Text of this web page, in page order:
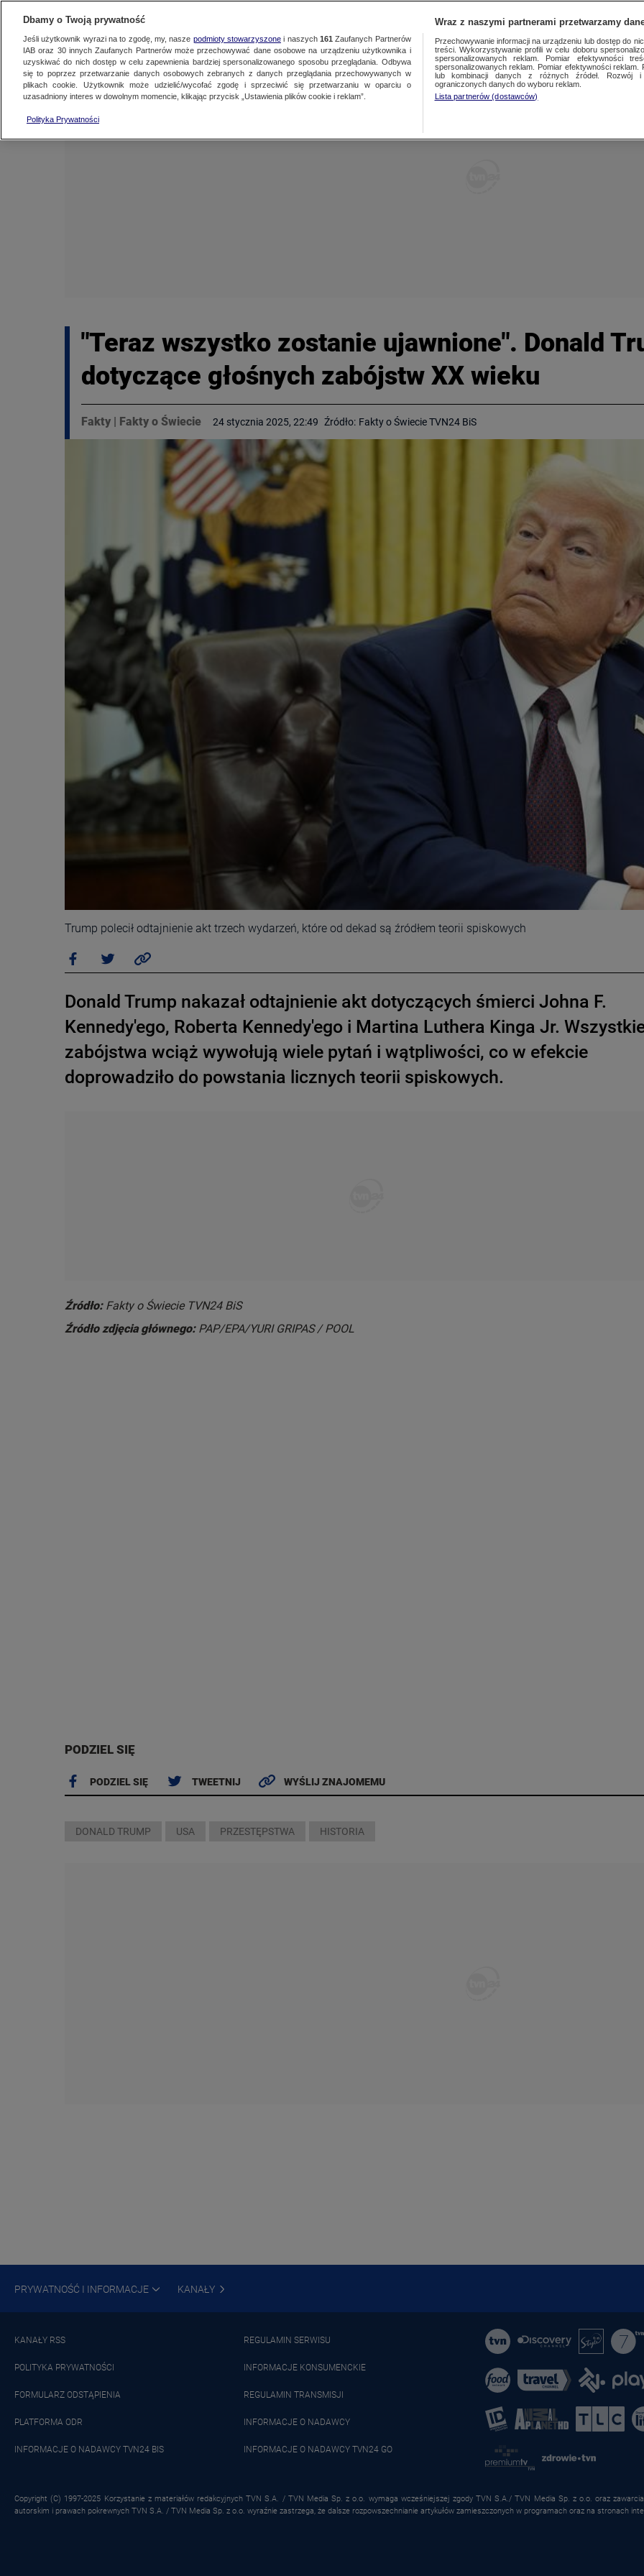
FAKTY PO FAKTACH FAKTY O ŚWIECIE
"Teraz wszystko zostanie ujawnione". Donald
dotyczące głośnych zabójstw XX wieku
Fakty | Fakty o Świecie 24 stycznia 2025, 22:49 Źródło: Fakty o Świecie TVN24 BiS
Trump polecił odtajnienie akt trzech wydarzeń, które od dekad są źródłem teorii spiskowych
Donald Trump nakazał odtajnienie akt dotyczących śmierci Johna F.
Kennedy'ego, Roberta Kennedy'ego i Martina Luthera Kinga Jr.
zabójstwa wciąż wywołują wiele pytań i wątpliwości, co w efekcie
doprowadziło do powstania licznych teorii spiskowych.
Źródło: Fakty o Świecie TVN24 BiS
Źródło zdjęcia głównego: PAP/EPA/YURI GRIPAS / POOL
PODZIEL SIĘ
PODZIEL SIĘ TWEETNIJ WYŚLIJ ZNAJOMEMU
DONALD TRUMP USA PRZESTĘPSTWA HISTORIA
PRYWATNOŚĆ I INFORMACJE KANAŁY
KANAŁY RSS REGULAMIN SERWISU
POLITYKA PRYWATNOŚCI INFORMACJE KONSUMENCKIE
FORMULARZ ODSTĄPIENIA REGULAMIN TRANSMISJI
PLATFORMA ODR INFORMACJE O NADAWCY
INFORMACJE O NADAWCY TVN24 BIS INFORMACJE O NADAWCY TVN24 GO
Copyright (C) 1997-2025 Korzystanie z materiałów redakcyjnych TVN S.A. / TVN Media Sp. z o.o. wymaga wcześniejszej zgody TVN S.A./ TVN Media Sp. z o.o. oraz
autorskim i prawach pokrewnych TVN S.A. / TVN Media Sp. z o.o. wyraźnie zastrzega, że dalsze rozpowszechnianie artykułów zamieszczonych w programach oraz na stronach
Dbamy o Twoją prywatność
Jeśli użytkownik wyrazi na to zgodę, my, nasze podmioty stowarzyszonei naszych 161 Zaufanych Partnerów
IAB oraz 30innych Zaufanych Partnerów może przechowywać dane osobowe na urządzeniu użytkownika i
uzyskiwać do nich dostęp w celu zapewnienia bardziej spersonalizowanego sposobu przeglądania. Odbywa
się to poprzez przetwarzanie danych osobowych zebranych z danych przeglądania przechowywanych w
plikach cookie. Użytkownik może udzielić/wycofać zgodę i sprzeciwić się przetwarzaniu w oparciu o
uzasadniony interes w dowolnym momencie, klikając przycisk „Ustawienia plików cookie i reklam”.
Polityka Prywatności
Wraz z naszymi partnerami przetwarzamy
Przechowywanie informacji na urządzeniu lub dostęp do
treści. Wykorzystywanie profili w celu doboru
spersonalizowanych reklam. Pomiar efektywności
spersonalizowanych reklam. Pomiar efektywności
lub kombinacji danych z różnych źródeł. Rozwój i
ograniczonych danych do wyboru reklam.
Lista partnerów (dostawców)